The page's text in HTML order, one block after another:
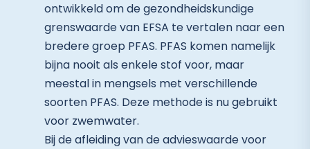
ontwikkeld om de gezondheidskundige
grenswaarde van EFSA te vertalen naar een
bredere groep PFAS. PFAS komen namelijk
bijna nooit als enkele stof voor, maar
meestal in mengsels met verschillende
soorten PFAS. Deze methode is nu gebruikt
voor zwemwater.
Bij de afleiding van de advieswaarde voor